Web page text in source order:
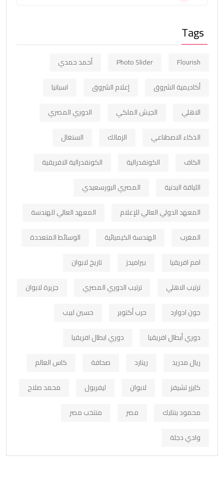
Tags
Flourish
Photo Slider
أحمد حمدي
أكاديمية الشروق
إعلام الشروق
اسبانيا
الاهلي
الجيش الملكي
الدوري المصري
الذكاء الاصطناعي
الزمالك
السنغال
الكاف
الكونفدرالية
الكونفدرالية الافريقية
اللياقة البدنية
المصري البورسعيدي
المعهد الدولي العالي للإعلام
المعهد العالي للهندسة
المغرب
الهندسة الكيميائية
الوسائط المتعددة
امم افريقيا
بيراميدز
تاريخ لابوان
ترتيب الاهلي
ترتيب الدوري المصري
جزيرة لابوان
جون ادوارد
حرب أكتوبر
حسين لبيب
دوري أبطال افريقيا
دوري ابطال افريقيا
ريال مدريد
رينارد صحافة
كاس العالم
كايزر تشيفز
لابوان ليفربول
محمد صلاح
محمود بنتايك
مصر
منتخب مصر
وادي دجلة